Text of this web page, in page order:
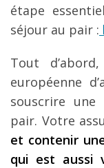
étape
séjour au pair :
Tout
européenne
souscrire une
pair. Votre
et contenir
qui est aussi